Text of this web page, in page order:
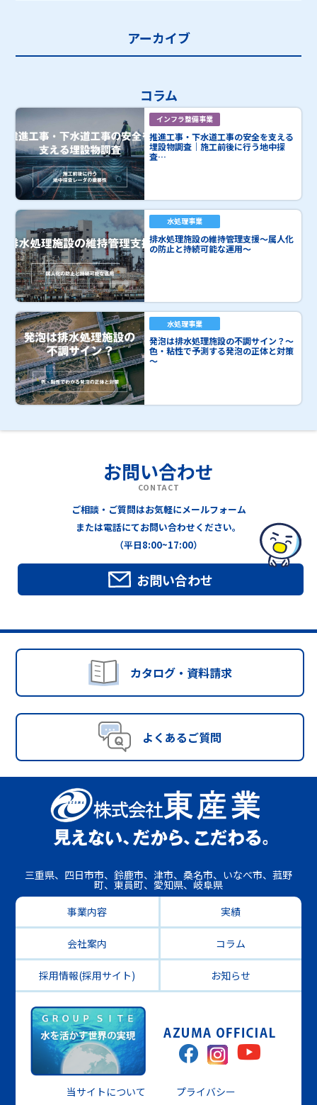
アーカイブ
コラム
インフラ整備事業
推進工事・下水道工事の安全を支える
埋設物調査｜施工前後に行う地中探
査…
水処理事業
排水処理施設の維持管理支援～属人化
の防止と持続可能な運用～
水処理事業
発泡は排水処理施設の不調サイン？～
色・粘性で予測する発泡の正体と対策
～
お問い合わせ
CONTACT
ご相談・ご質問はお気軽にメールフォーム
または電話にてお問い合わせください。
（平日8:00~17:00）
お問い合わせ
カタログ・資料請求
よくあるご質問
三重県、四日市市、鈴鹿市、津市、桑名市、いなべ市、菰野
町、東員町、愛知県、岐阜県
事業内容
実績
会社案内 コラム
採用情報(採用サイト) お知らせ
当サイトについて
プライバシー